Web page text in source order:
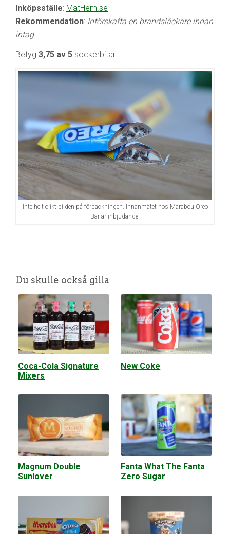
Inköpsställe: MatHem.se
Rekommendation: Införskaffa en brandsläckare innan
intag.
Betyg 3,75 av 5 sockerbitar.
Inte helt olikt bilden på förpackningen. Innanmätet hos Marabou Oreo
Bar är inbjudande!
Du skulle också gilla
Coca-Cola Signature
Mixers
New Coke
Magnum Double
Sunlover
Fanta What The Fanta
Zero Sugar